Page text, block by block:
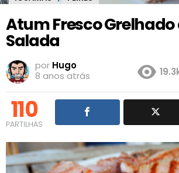
Atum Fresco
Salada
por Hugo
8 anos atrás
110
PARTILHAS